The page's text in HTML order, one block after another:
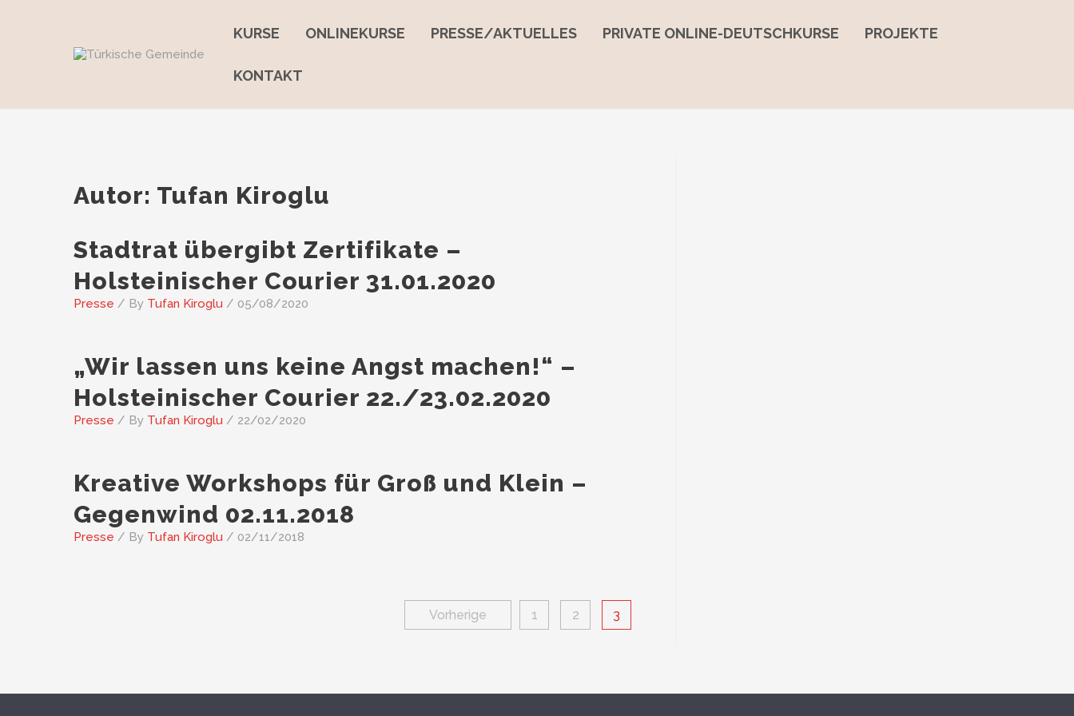
KURSE ONLINEKURSE PRESSE/AKTUELLES PRIVATE ONLINE-DEUTSCHKURSE PROJEKTE
KONTAKT
Autor: Tufan Kiroglu
Stadtrat übergibt Zertifikate –
Holsteinischer Courier 31.01.2020
Presse / By Tufan Kiroglu / 05/08/2020
„Wir lassen uns keine Angst machen!“ –
Holsteinischer Courier 22./23.02.2020
Presse / By Tufan Kiroglu / 22/02/2020
Kreative Workshops für Groß und Klein –
Gegenwind 02.11.2018
Presse / By Tufan Kiroglu / 02/11/2018
Seitennummerierung
Vorherige 1 2 3